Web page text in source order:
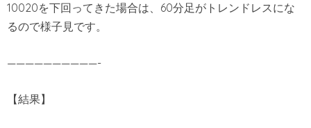
10020を下回ってきた場合は、60分足がトレンドレスにな
るので様子見です。
——————————-
【結果】